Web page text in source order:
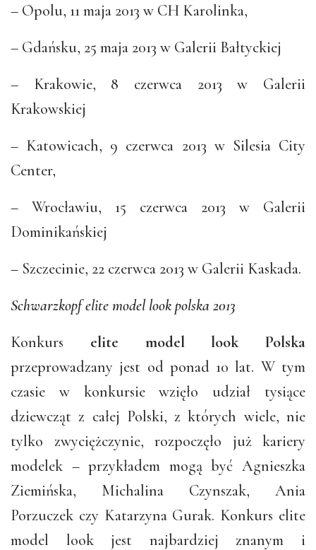
– Opolu, 11 maja 2013 w CH Karolinka,
– Gdańsku, 25 maja 2013 w Galerii Bałtyckiej
– Krakowie, 8 czerwca 2013 w Galerii
Krakowskiej
– Katowicach, 9 czerwca 2013 w Silesia City
Center,
– Wrocławiu, 15 czerwca 2013 w Galerii
Dominikańskiej
– Szczecinie, 22 czerwca 2013 w Galerii Kaskada.
Schwarzkopf elite model look polska 2013
Konkurs elite model look Polska
przeprowadzany jest od ponad 10 lat. W tym
czasie w konkursie wzięło udział tysiące
dziewcząt z całej Polski, z których wiele, nie
tylko zwyciężczynie, rozpoczęło już kariery
modelek – przykładem mogą być Agnieszka
Ziemińska, Michalina Czynszak, Ania
Porzuczek czy Katarzyna Gurak. Konkurs elite
model look jest najbardziej znanym i